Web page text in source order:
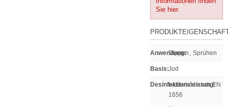
Sie hier.
Anwendung:
Dippen , Sprühen
Basis:Jod
Desinfektionsleistung:
bakterizid nach EN
1656
,